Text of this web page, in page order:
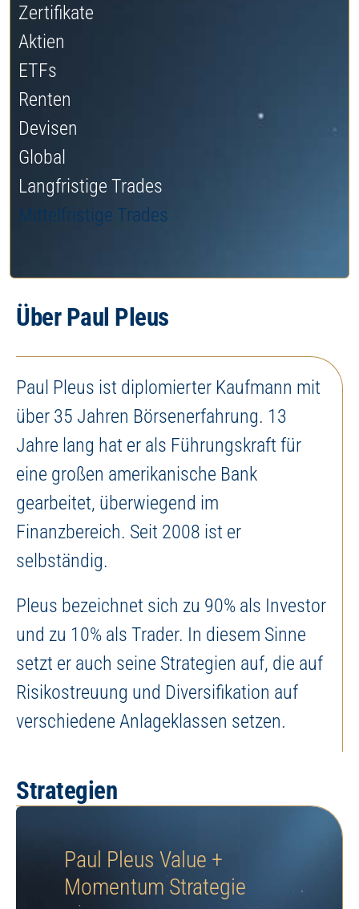
Zertifikate
Aktien
ETFs
Renten
Devisen
Global
Langfristige Trades
Mittelfristige Trades
Über Paul Pleus
Paul Pleus ist diplomierter Kaufmann mit
über 35 Jahren Börsenerfahrung. 13
Jahre lang hat er als Führungskraft für
eine großen amerikanische Bank
gearbeitet, überwiegend im
Finanzbereich. Seit 2008 ist er
selbständig.
Pleus bezeichnet sich zu 90% als Investor
und zu 10% als Trader. In diesem Sinne
setzt er auch seine Strategien auf, die auf
Risikostreuung und Diversifikation auf
verschiedene Anlageklassen setzen.
Strategien
Paul Pleus Value +
Momentum Strategie